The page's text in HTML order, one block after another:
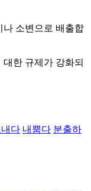
나 소변으로 배출합
한 규제가 강화되
다 내뿜다 분출하